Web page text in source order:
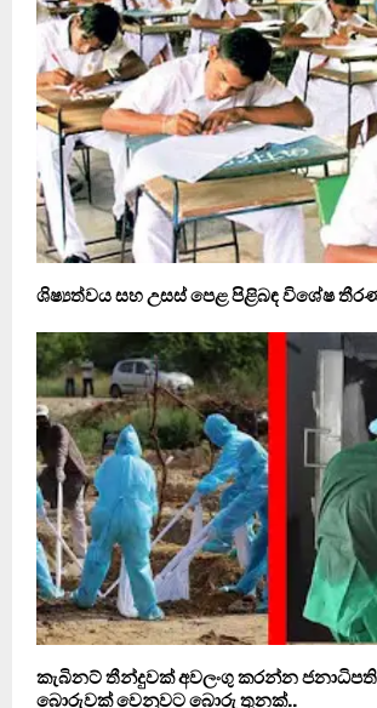
ශිෂ්‍යත්වය සහ උසස් පෙළ පිළිබඳ විශේෂ
කැබිනට් තීන්දුවක් අවලංගු කරන්න
බොරුවක් වෙනුවට බොරු තුනක්..